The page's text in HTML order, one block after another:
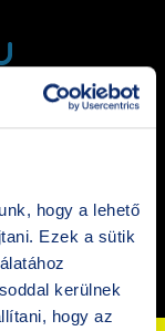
hogy a lehető
Ezek a sütik
kerülnek
hogy az